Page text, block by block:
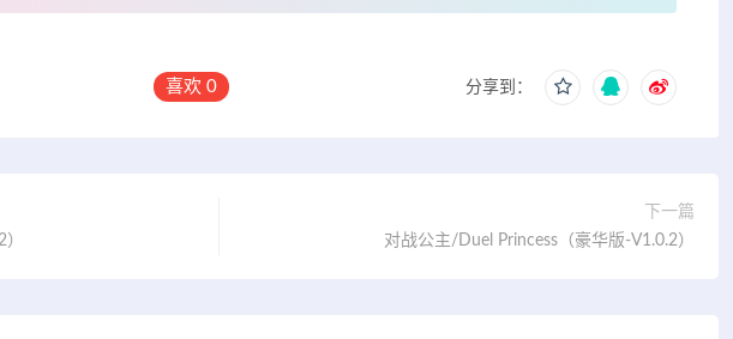
喜欢0 分享到：
下一篇
对战公主/Duel Princess（豪华版-V1.0.2）